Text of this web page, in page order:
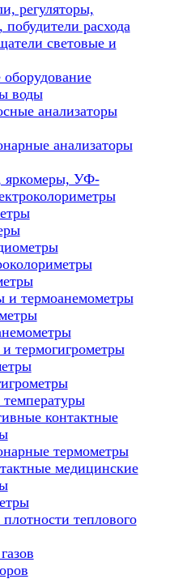
регуляторы,
побудители расхода
световые и
оборудование
воды
анализаторы
анализаторы
яркомеры, УФ-
и термоанемометры
термогигрометры
контактные
термометры
медицинские
теплового